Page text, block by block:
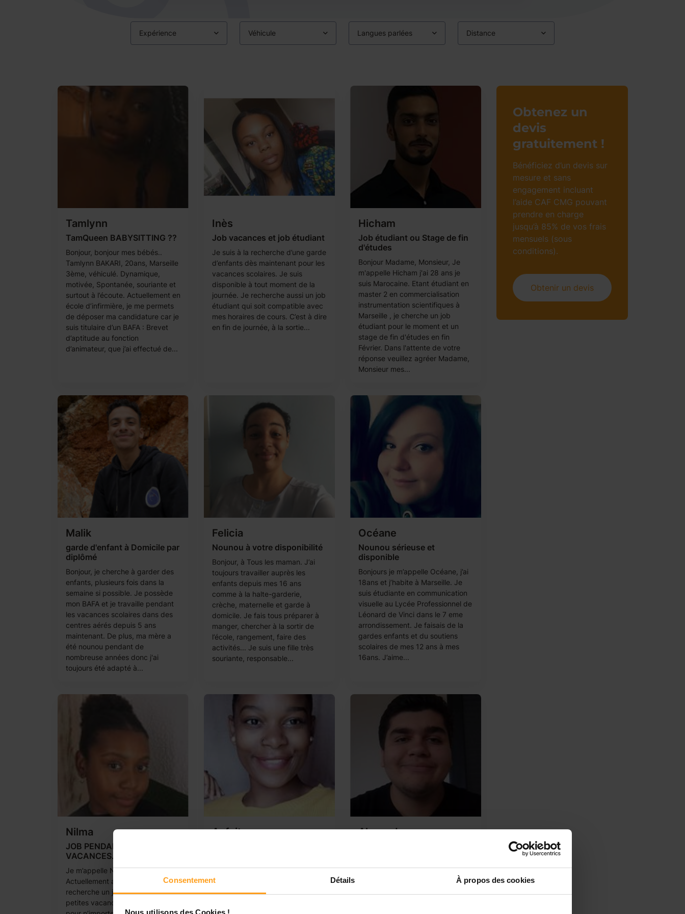
Consentement Détails À propos des cookies
Nous utilisons des Cookies !
Expérience Véhicule Langues parlées Distance
Tamlynn
TamQueen BABYSITTING ??
Bonjour, bonjour mes bébés..
Tamlynn BAKARI, 20ans, Marseille
3ème, véhiculé. Dynamique,
motivée, Spontanée, souriante et
surtout à l’écoute. Actuellement en
école d’infirmière, je me permets
de déposer ma candidature car je
suis titulaire d’un BAFA : Brevet
d’aptitude au fonction
d’animateur, que j’ai effectué de...
Inès
Job vacances et job étudiant
Je suis à la recherche d’une garde
d’enfants dès maintenant pour les
vacances scolaires. Je suis
disponible à tout moment de la
journée. Je recherche aussi un job
étudiant qui soit compatible avec
mes horaires de cours. C’est à dire
en fin de journée, à la sortie...
Hicham
Job étudiant ou Stage de fin
d'études
Bonjour Madame, Monsieur, Je
m'appelle Hicham j'ai 28 ans je
suis Marocaine. Etant étudiant en
master 2 en commercialisation
instrumentation scientifiques à
Marseille , je cherche un job
étudiant pour le moment et un
stage de fin d'études en fin
Février. Dans l'attente de votre
réponse veuillez agréer Madame,
Monsieur mes...
Malik
garde d'enfant à Domicile par
diplômé
Bonjour, je cherche à garder des
enfants, plusieurs fois dans la
semaine si possible. Je possède
mon BAFA et je travaille pendant
les vacances scolaires dans des
centres aérés depuis 5 ans
maintenant. De plus, ma mère a
été nounou pendant de
nombreuse années donc j'ai
toujours été adapté à...
Felicia
Nounou à votre disponibilité
Bonjour, à Tous les maman. J’ai
toujours travailler auprès les
enfants depuis mes 16 ans
comme à la halte-garderie,
crèche, maternelle et garde à
domicile. Je fais tous préparer à
manger, chercher à la sortir de
l’école, rangement, faire des
activités... Je suis une fille très
souriante, responsable...
Océane
Nounou sérieuse et
disponible
Bonjours je m’appelle Océane, j’ai
18ans et j’habite à Marseille. Je
suis étudiante en communication
visuelle au Lycée Professionnel de
Léonard de Vinci dans le 7 eme
arrondissement. Je faisais de la
gardes enfants et du soutiens
scolaires de mes 12 ans à mes
16ans. J’aime...
Nilma
JOB PENDANT LES PETITES
VACANCES.
Je m’appelle Nilma et j’ai 17 ans.
Actuellement au lycée, je
recherche un job pendant les
petites vacances. Je suis apte
Anfaita
Bonjour je m’appelle Anfaita j’ai
19ans je suis à la recherche d’un
emploi, je suis tombé sur votre
Alexandre
préparatoire polytech, je suis plus
à la recherche de garde d'enfants
Obtenez un
devis
gratuitement !
Bénéficiez d’un devis sur
mesure et sans
engagement incluant
l’aide CAF CMG pouvant
prendre en charge
jusqu’à 85% de vos frais
mensuels (sous
conditions).
Obtenir un devis